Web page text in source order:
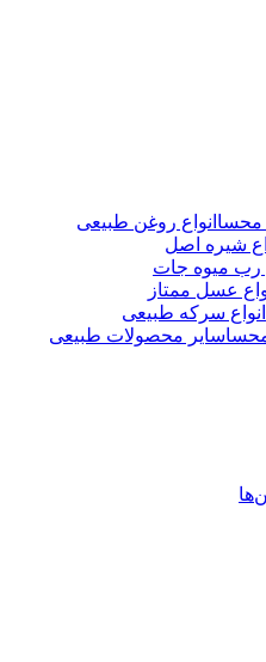
انواع روغن طبیعی
شیره اصل
رب میوه جات
عسل ممتاز
انواع سرکه طبیعی
سایر محصولات طبیعی